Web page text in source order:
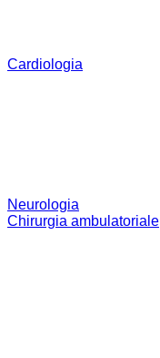
Cardiologia
Neurologia
Chirurgia ambulatoriale